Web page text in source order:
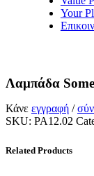
Your
Λαμπάδα
Κάνε εγγραφή /
SKU: PA12.02
Related Products